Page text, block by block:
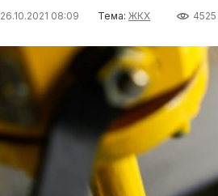
26.10.2021 08:09 Тема: ЖКХ 4525